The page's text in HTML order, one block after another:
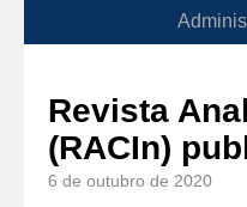
Revista
(RACIn)
6 de outubro de 2020